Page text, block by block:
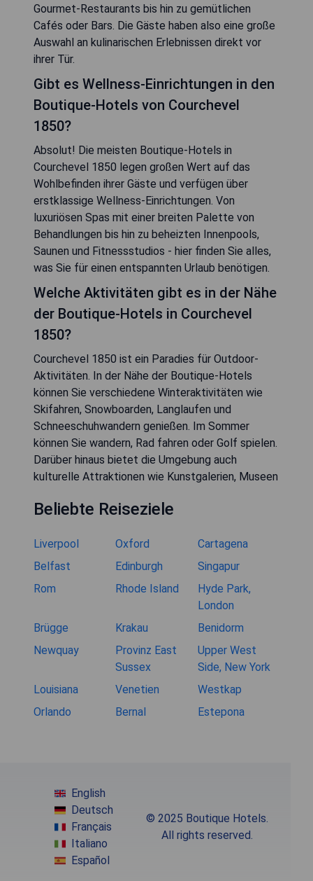
Gourmet-Restaurants bis hin zu gemütlichen
Cafés oder Bars. Die Gäste haben also eine große
Auswahl an kulinarischen Erlebnissen direkt vor
ihrer Tür.
Gibt es Wellness-Einrichtungen in den
Boutique-Hotels von Courchevel
1850?
Absolut! Die meisten Boutique-Hotels in
Courchevel 1850 legen großen Wert auf das
Wohlbefinden ihrer Gäste und verfügen über
erstklassige Wellness-Einrichtungen. Von
luxuriösen Spas mit einer breiten Palette von
Behandlungen bis hin zu beheizten Innenpools,
Saunen und Fitnessstudios - hier finden Sie alles,
was Sie für einen entspannten Urlaub benötigen.
Welche Aktivitäten gibt es in der Nähe
der Boutique-Hotels in Courchevel
1850?
Courchevel 1850 ist ein Paradies für Outdoor-
Aktivitäten. In der Nähe der Boutique-Hotels
können Sie verschiedene Winteraktivitäten wie
Skifahren, Snowboarden, Langlaufen und
Schneeschuhwandern genießen. Im Sommer
können Sie wandern, Rad fahren oder Golf spielen.
Darüber hinaus bietet die Umgebung auch
kulturelle Attraktionen wie Kunstgalerien, Museen
Beliebte Reiseziele
Liverpool Oxford
Cartagena
Belfast
Edinburgh
Singapur
Rom
Rhode Island
Hyde Park,
London
Brügge
Krakau
Benidorm
Newquay
Provinz East
Sussex
Upper West
Side, New York
Louisiana
Venetien
Westkap
Orlando
Bernal Estepona
English
Deutsch
Français
Italiano
Español
© 2025 Boutique Hotels.
All rights reserved.